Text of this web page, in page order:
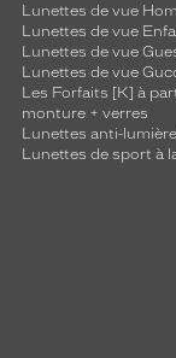
Lunettes de vue
Lunettes de vue
Lunettes de vue
Lunettes de vue
Les Forfaits [K] à
monture + verres
Lunettes anti-
Lunettes de sport à